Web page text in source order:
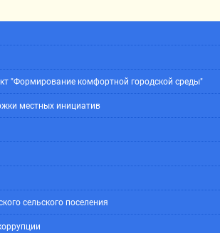
"Формирование комфортной городской среды"
местных инициатив
сельского поселения